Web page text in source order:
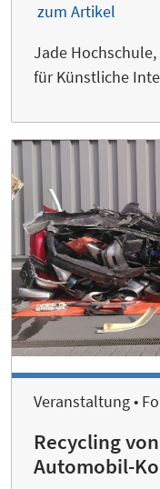
zum Artikel
Jade
für Künstliche
Veranstaltung •
Recycling
Automobil-